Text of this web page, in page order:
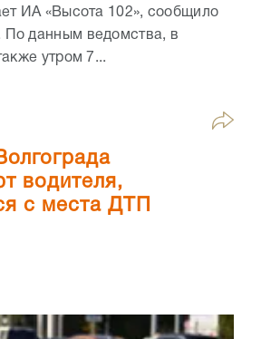
ИА «Высота 102», сообщило
данным ведомства, в
утром 7...
водителя,
с места ДТП